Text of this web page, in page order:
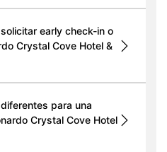
early check-in o
Crystal Cove Hotel &
para una
Crystal Cove Hotel